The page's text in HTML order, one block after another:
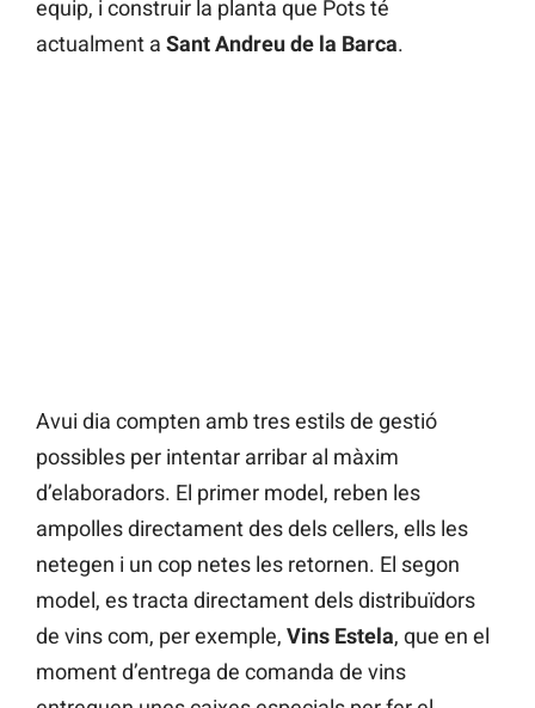
equip, i construir la planta que Pots té
actualment a Sant Andreu de la Barca.
Avui dia compten amb tres estils de gestió
possibles per intentar arribar al màxim
d’elaboradors. El primer model, reben les
ampolles directament des dels cellers, ells les
netegen i un cop netes les retornen. El segon
model, es tracta directament dels distribuïdors
de vins com, per exemple, Vins Estela, que en el
moment d’entrega de comanda de vins